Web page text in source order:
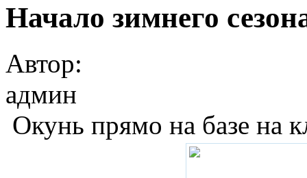
Начало зимнего
Автор:
админ
Окунь прямо на базе на